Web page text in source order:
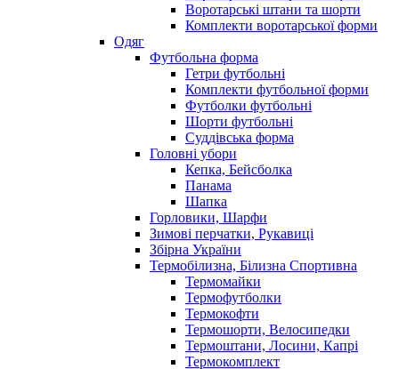
Воротарські штани та шорти
Комплекти воротарської форми
Одяг
Футбольна форма
Гетри футбольні
Комплекти футбольної форми
Футболки футбольні
Шорти футбольні
Суддівська форма
Головні убори
Кепка, Бейсболка
Панама
Шапка
Горловики, Шарфи
Зимові перчатки, Рукавиці
Збірна України
Термобілизна, Білизна Спортивна
Термомайки
Термофутболки
Термокофти
Термошорти, Велосипедки
Термоштани, Лосини, Капрі
Термокомплект